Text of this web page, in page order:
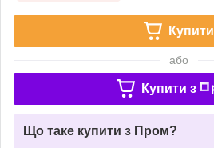
Купити
або
Купити з
Що таке купити з Пром?